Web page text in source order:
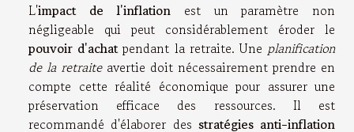
L'impact de l'inflation est un paramètre non
négligeable qui peut considérablement éroder le
pouvoir d'achatpendant la retraite. Une planification
de la retraiteavertie doit nécessairement prendre en
compte cette réalité économique pour assurer une
préservation efficace des ressources. Il est
recommandé d'élaborer des stratégies anti-inflation